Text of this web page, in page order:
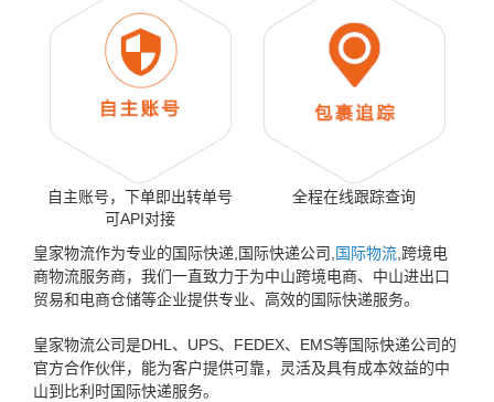
自主账号，下单即出转单号
可API对接
全程在线跟踪查询
皇家物流作为专业的国际快递,国际快递公司, 国际物流 ,跨境电
商物流服务商，我们一直致力于为中山跨境电商、中山进出口
贸易和电商仓储等企业提供专业、高效的国际快递服务。
皇家物流公司是DHL、UPS、FEDEX、EMS等国际快递公司的
官方合作伙伴，能为客户提供可靠，灵活及具有成本效益的中
山到比利时国际快递服务。